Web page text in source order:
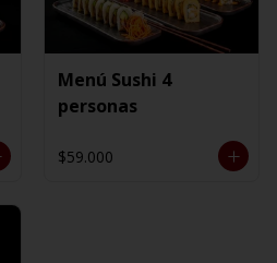
Menú Sushi 4
personas
$59.000